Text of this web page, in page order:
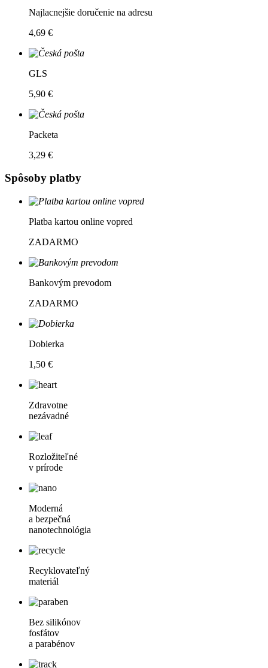
Najlacnejšie doručenie na adresu
4,69 €
GLS
5,90 €
Packeta
3,29 €
Spôsoby platby
Platba kartou online vopred
ZADARMO
Bankovým prevodom
ZADARMO
Dobierka
1,50 €
Zdravotne
nezávadné
Rozložiteľné
v prírode
Moderná
a bezpečná
nanotechnológia
Recyklovateľný
materiál
Bez silikónov
fosfátov
a parabénov